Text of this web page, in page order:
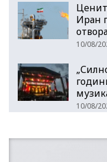
Иран
10/08/
10/08/